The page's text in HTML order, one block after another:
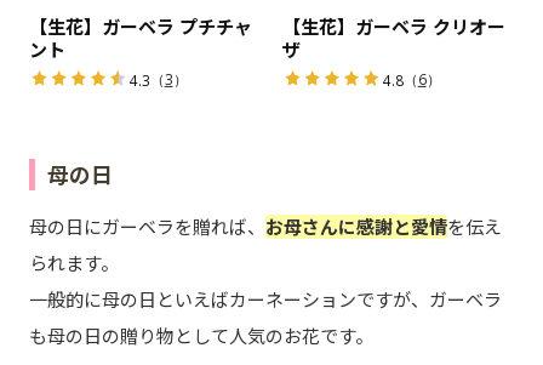
【生花】ガーベラ プチチャ
ント
4.3 （3）
【生花】ガーベラ クリオー
ザ
4.8（6）
母の日
母の日にガーベラを贈れば、 お母さんに感謝と愛情を伝え
られます。
一般的に母の日といえばカーネーションですが、ガーベラ
も母の日の贈り物として人気のお花です。